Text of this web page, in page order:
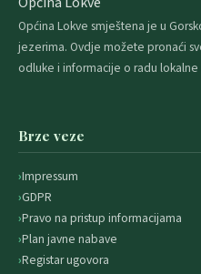
Općina Lokve smještena je u
jezerima. Ovdje možete pronaći
odluke i informacije o radu lokalne
Brze veze
Impressum
GDPR
Pravo na pristup informacijama
Plan javne nabave
Registar ugovora